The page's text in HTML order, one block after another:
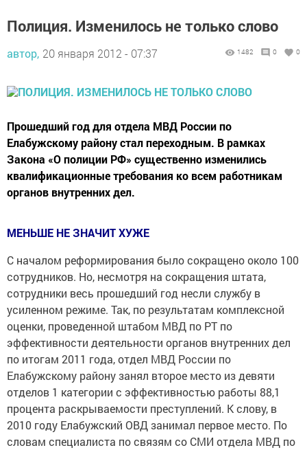
Полиция. Изменилось не только слово
автор, 20 января 2012 - 07:37 1482 0 0
Прошедший год для отдела МВД России по
Елабужскому району стал переходным. В рамках
Закона «О полиции РФ» существенно изменились
квалификационные требования ко всем работникам
органов внутренних дел.
МЕНЬШЕ НЕ ЗНАЧИТ ХУЖЕ
С началом реформирования было сокращено около 100
сотрудников. Но, несмотря на сокращения штата,
сотрудники весь прошедший год несли службу в
усиленном режиме. Так, по результатам комплексной
оценки, проведенной штабом МВД по РТ по
эффективности деятельности органов внутренних дел
по итогам 2011 года, отдел МВД России по
Елабужскому району занял второе место из девяти
отделов 1 категории с эффективностью работы 88,1
процента раскрываемости преступлений. К слову, в
2010 году Елабужский ОВД занимал первое место. По
словам специалиста по связям со СМИ отдела МВД по